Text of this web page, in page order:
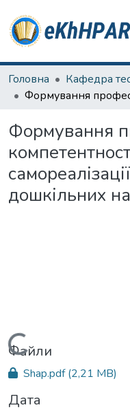
Головна
Формування
дошкільних
Вантажиться...
Файли
Shap.pdf(2,21 MB)
Дата